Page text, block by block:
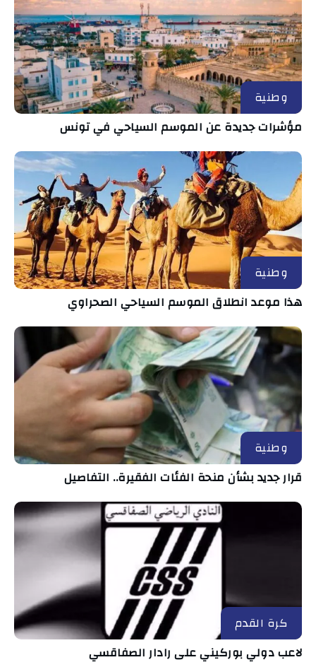
وطنية
مؤشرات جديدة عن الموسم السياحي في تونس
وطنية
هذا موعد انطلاق الموسم السياحي الصحراوي
وطنية
قرار جديد بشأن منحة الفئات الفقيرة.. التفاصيل
كرة القدم
لاعب دولي بوركيني على رادار الصفاقسي